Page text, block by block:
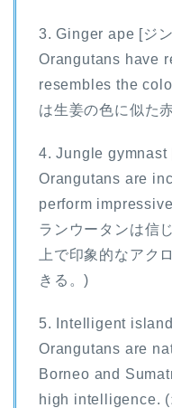
3. Ginger ape [ジ
Orangutans have
resembles the
は生姜の色に似た
4. Jungle gymnast
Orangutans are
perform
ランウータンは信
上で印象的なアク
きる。)
5. Intelligent
Orangutans are
Borneo and
high intelligence. (